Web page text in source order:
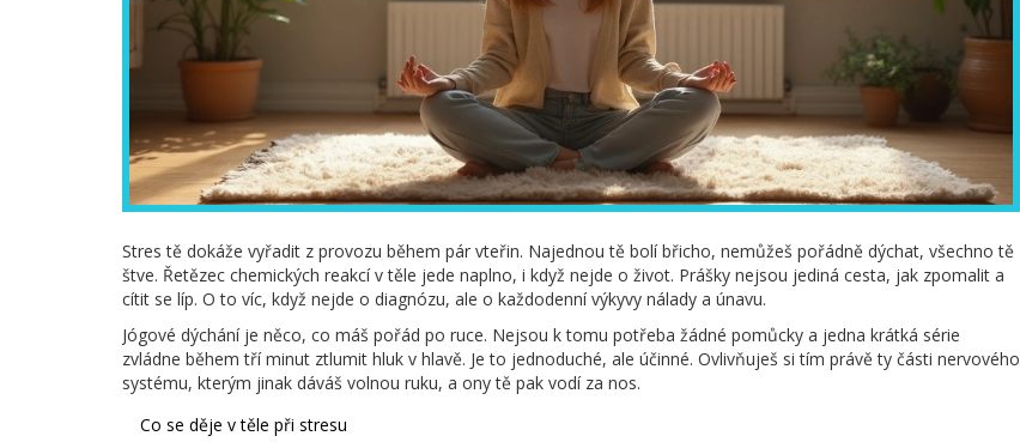
Stres tě dokáže vyřadit z provozu během pár vteřin. Najednou tě bolí břicho, nemůžeš pořádně dýchat, všechno tě
štve. Řetězec chemických reakcí v těle jede naplno, i když nejde o život. Prášky nejsou jediná cesta, jak zpomalit a
cítit se líp. O to víc, když nejde o diagnózu, ale o každodenní výkyvy nálady a únavu.
Jógové dýchání je něco, co máš pořád po ruce. Nejsou k tomu potřeba žádné pomůcky a jedna krátká série
zvládne během tří minut ztlumit hluk v hlavě. Je to jednoduché, ale účinné. Ovlivňuješ si tím právě ty části nervového
systému, kterým jinak dáváš volnou ruku, a ony tě pak vodí za nos.
Co se děje v těle při stresu